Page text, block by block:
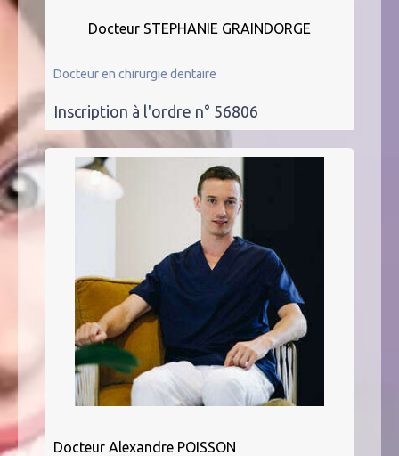
Docteur STEPHANIE GRAINDORGE
Docteur en chirurgie dentaire
Inscription à l'ordre n° 56806
Docteur Alexandre POISSON